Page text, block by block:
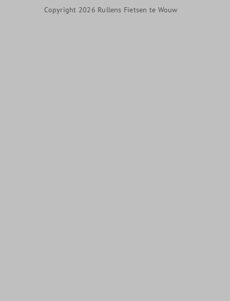
Copyright 2026 Rullens Fietsen te Wouw